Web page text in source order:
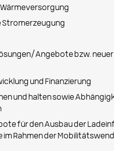
Stromerzeugung
Angebote bzw. neuer
und Finanzierung
und halten sowie
für den Ausbau der
Rahmen der